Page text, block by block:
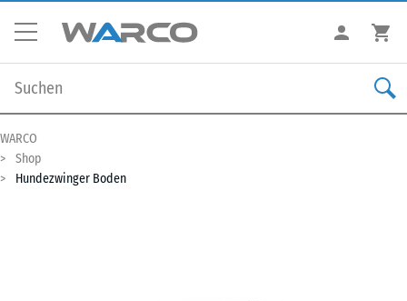
WARCO
Shop
Hundezwinger Boden